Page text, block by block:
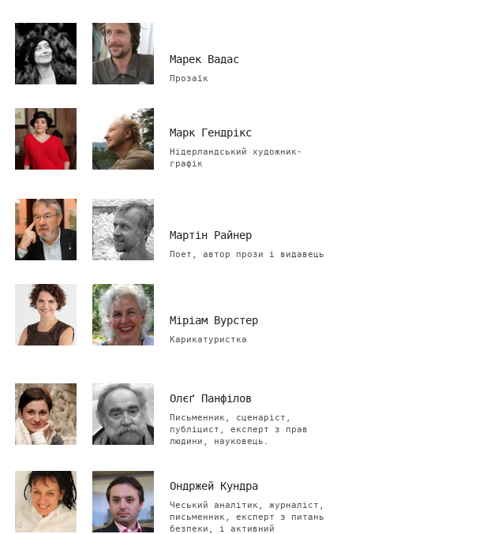
Марек Вадас
Прозаїк
Марк Гендрікс
Нідерландський художник-
графік
Мартін Райнер
Поет, автор прози і видавець
Міріам Вурстер
Карикатуристка
Олєґ Панфілов
Письменник, сценаріст,
публіцист, експерт з прав
людини, науковець.
Ондржей Кундра
Чеський аналітик, журналіст,
письменник, експерт з питань
безпеки, і активний